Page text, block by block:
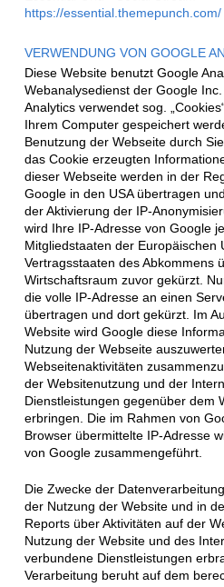
https://essential.themepunch.com/
VERWENDUNG VON GOOGLE
Diese Website benutzt Google
Webanalysedienst der Google
Analytics verwendet sog.
Ihrem Computer gespeichert
Benutzung der Webseite durch
das Cookie erzeugten
dieser Webseite werden in der
Google in den USA übertragen
der Aktivierung der IP-
wird Ihre IP-Adresse von Google
Mitgliedstaaten der Europäischen
Vertragsstaaten des Abkommens
Wirtschaftsraum zuvor gekürzt.
die volle IP-Adresse an einen
übertragen und dort gekürzt. Im
Website wird Google diese
Nutzung der Webseite
Webseitenaktivitäten
der Websitenutzung und der
Dienstleistungen gegenüber dem
erbringen. Die im Rahmen von
Browser übermittelte IP-Adresse
von Google zusammengeführt.
Die Zwecke der
der Nutzung der Website und in
Reports über Aktivitäten auf der
Nutzung der Website und des
verbundene Dienstleistungen
Verarbeitung beruht auf dem